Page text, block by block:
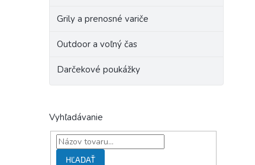
Grily a prenosné variče
Outdoor a voľný čas
Darčekové poukážky
Vyhľadávanie
HĽADAŤ